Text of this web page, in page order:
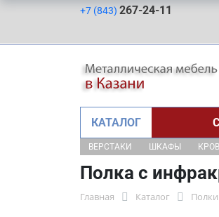
+7 (843) 267-24-11
КАТАЛОГ
ВЕРСТАКИ ШКАФЫ
Полка с
Главная Каталог Полки